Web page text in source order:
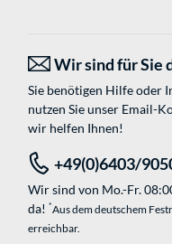
Wir sind für Sie
Sie benötigen Hilfe oder
nutzen Sie unser Email-
wir helfen Ihnen!
+49(0)6403/
Wir sind von Mo.-Fr.
da! *Aus dem deutschem
erreichbar.